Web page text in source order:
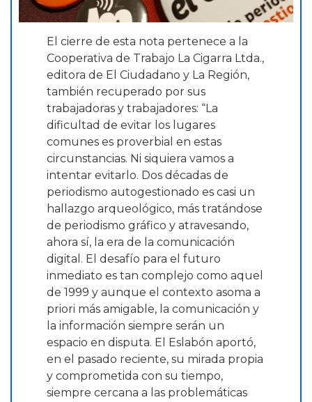
El cierre de esta nota pertenece a la
Cooperativa de Trabajo La Cigarra Ltda.,
editora de El Ciudadano y La Región,
también recuperado por sus
trabajadoras y trabajadores: “La
dificultad de evitar los lugares
comunes es proverbial en estas
circunstancias. Ni siquiera vamos a
intentar evitarlo. Dos décadas de
periodismo autogestionado es casi un
hallazgo arqueológico, más tratándose
de periodismo gráfico y atravesando,
ahora sí, la era de la comunicación
digital. El desafío para el futuro
inmediato es tan complejo como aquel
de 1999 y aunque el contexto asoma a
priori más amigable, la comunicación y
la información siempre serán un
espacio en disputa. El Eslabón aportó,
en el pasado reciente, su mirada propia
y comprometida con su tiempo,
siempre cercana a las problemáticas